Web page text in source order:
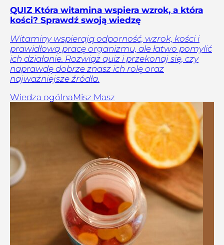
QUIZ Która witamina wspiera wzrok, a która
kości? Sprawdź swoją wiedzę
Witaminy wspierają odporność, wzrok, kości i
prawidłową pracę organizmu, ale łatwo pomylić
ich działanie. Rozwiąż quiz i przekonaj się, czy
naprawdę dobrze znasz ich rolę oraz
najważniejsze źródła.
Wiedza ogólnaMisz Masz